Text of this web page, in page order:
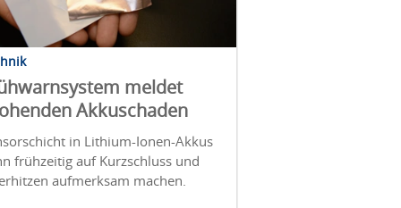
meldet
Akkuschaden
in Lithium-Ionen-Akkus
frühzeitig auf Kurzschluss und
aufmerksam machen.